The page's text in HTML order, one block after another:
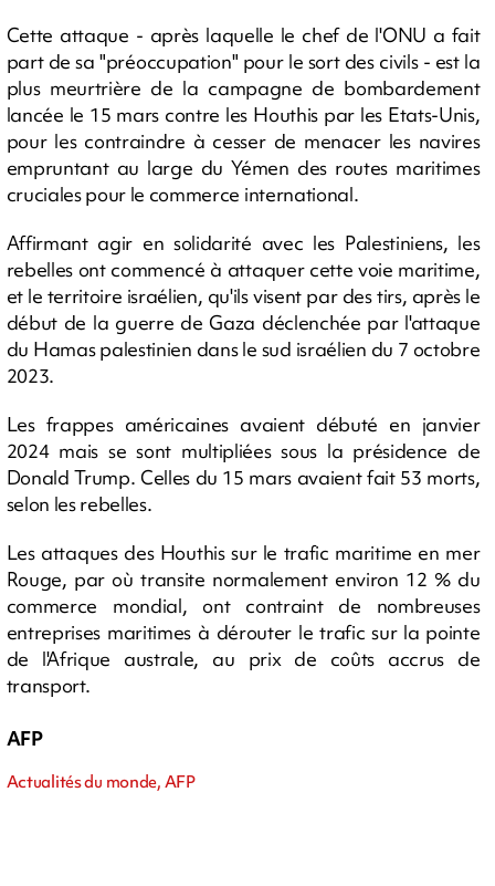
Cette attaque - après laquelle le chef de l'ONU a fait
part de sa "préoccupation" pour le sort des civils - est la
plus meurtrière de la campagne de bombardement
lancée le 15 mars contre les Houthis par les Etats-Unis,
pour les contraindre à cesser de menacer les navires
empruntant au large du Yémen des routes maritimes
cruciales pour le commerce international.
Affirmant agir en solidarité avec les Palestiniens, les
rebelles ont commencé à attaquer cette voie maritime,
et le territoire israélien, qu'ils visent par des tirs, après le
début de la guerre de Gaza déclenchée par l'attaque
du Hamas palestinien dans le sud israélien du 7 octobre
2023.
Les frappes américaines avaient débuté en janvier
2024 mais se sont multipliées sous la présidence de
Donald Trump. Celles du 15 mars avaient fait 53 morts,
selon les rebelles.
Les attaques des Houthis sur le trafic maritime en mer
Rouge, par où transite normalement environ 12 % du
commerce mondial, ont contraint de nombreuses
entreprises maritimes à dérouter le trafic sur la pointe
de l'Afrique australe, au prix de coûts accrus de
transport.
AFP
Actualités du monde, AFP